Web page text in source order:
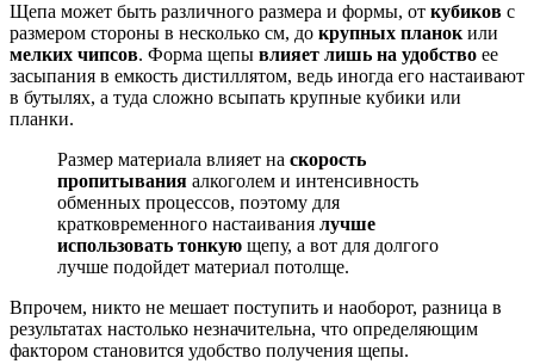
Щепа может быть различного размера и формы, от кубиков с
размером стороны в несколько см, до крупных планокили
мелких чипсов. Форма щепы влияет лишь на удобство ее
засыпания в емкость дистиллятом, ведь иногда его настаивают
в бутылях, а туда сложно всыпать крупные кубики или
планки.
Размер материала влияет на скорость
пропитывания алкоголем и интенсивность
обменных процессов, поэтому для
кратковременного настаивания лучше
использовать тонкую щепу, а вот для долгого
лучше подойдет материал потолще.
Впрочем, никто не мешает поступить и наоборот, разница в
результатах настолько незначительна, что определяющим
фактором становится удобство получения щепы.